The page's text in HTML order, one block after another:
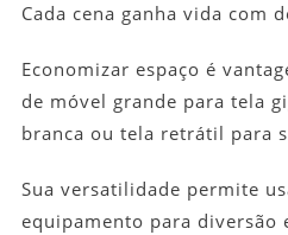
Cada cena ganha vida com
Economizar espaço é
de móvel grande para tela
branca ou tela retrátil para
Sua versatilidade permite
equipamento para diversão